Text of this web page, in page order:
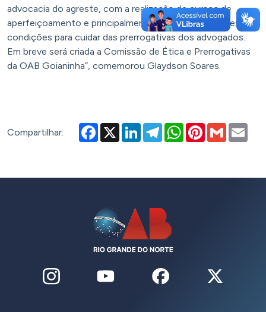
advocacia do agreste, com a realização de cursos de
aperfeiçoamento e principalmente oferecido melhores
condições para cuidar das prerrogativas dos advogados.
Em breve será criada a Comissão de Ética e Prerrogativas
da OAB Goianinha”, comemorou Glaydson Soares.
Compartilhar: Facebook
X LinkedInTelegramWhatsAppPinterest
Gmail